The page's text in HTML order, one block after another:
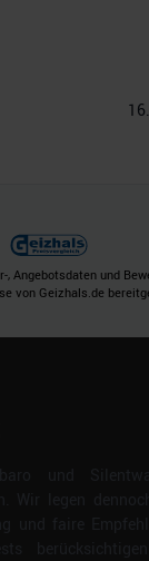
, Angebotsdaten und
von Geizhals.de